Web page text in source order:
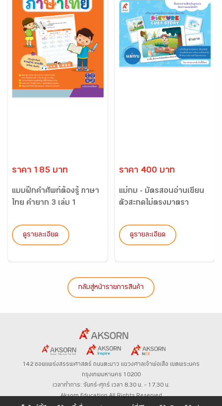
ราคา 185 บาท
แบบฝึกคำศัพท์ต้องรู้ ภาษา
ไทย คำยาก 3 เล่ม 1
ดูรายละเอียด
ราคา 400 บาท
แม่กบ - บัตรสอนอ่านเขียน
ตัวสะกดไม่ตรงมาตรา
ดูรายละเอียด
กลับสู่หน้ารายการสินค้า
142 ซอยแพร่งสรรพศาสตร์ ถนนตะนาว แขวงศาลเจ้าพ่อเสือ เขตพระนคร
กรุงเทพมหานคร 10200
เวลาทำการ: จันทร์-ศุกร์ เวลา 8.30 น. – 17.30 น.
Aksorn Education All Rights Reserved